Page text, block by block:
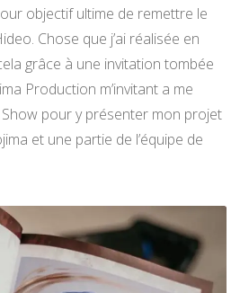
objectif ultime de remettre le
Chose que j’ai réalisée en
grâce à une invitation tombée
Production m’invitant a me
pour y présenter mon projet
et une partie de l’équipe de